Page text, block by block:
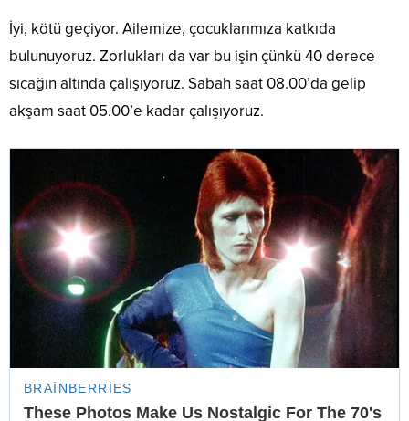
İyi, kötü geçiyor. Ailemize, çocuklarımıza katkıda
bulunuyoruz. Zorlukları da var bu işin çünkü 40 derece
sıcağın altında çalışıyoruz. Sabah saat 08.00’da gelip
akşam saat 05.00’e kadar çalışıyoruz.